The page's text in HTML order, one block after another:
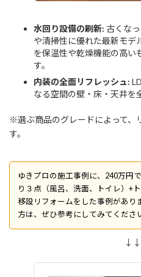
水回り設備の刷新: 古くな
や清掃性に優れた最新モデ
を保温性や乾燥機能の高い
す。
内装の全面リフレッシュ:
なる空間の壁・床・天井を
※選ぶ商品のグレードによって、
す。
ゆきプロの施工事例に、240万円
り３点（風呂、洗面、トイレ）+
移設リフォームをした事例があり
方は、ぜひ参考にしてみてくださ